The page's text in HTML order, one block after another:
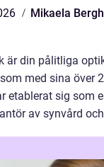
Mikaela
är din pålitliga
med sina över
etablerat sig som
av synvård